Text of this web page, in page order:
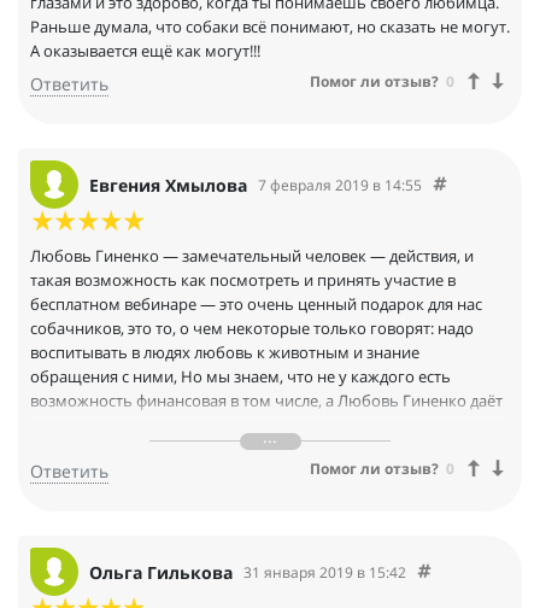
Раньше думала, что собаки всё понимают, но сказать не могут.
А оказывается ещё как могут!!!
Ответить Помог ли отзыв? 0
Евгения Хмылова 7 февраля 2019 в 14:55
Любовь Гиненко — замечательный человек — действия, и
такая возможность как посмотреть и принять участие в
бесплатном вебинаре — это очень ценный подарок для нас
собачников, это то, о чем некоторые только говорят: надо
воспитывать в людях любовь к животным и знание
обращения с ними, Но мы знаем, что не у каждого есть
возможность финансовая в том числе, а Любовь Гиненко даёт
просто СУПЕР, а с какой теплотой она общается со всеми, даже
оплатив вебинары других, я такого тепла не встретила —
Ответить Помог ли отзыв? 0
Ольга Гилькова 31 января 2019 в 15:42